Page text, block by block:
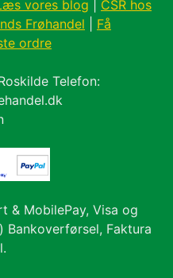
vores blog
CSR hos
Frøhandel
Få
ordre
Telefon:
& MobilePay, Visa og
Bankoverførsel, Faktura